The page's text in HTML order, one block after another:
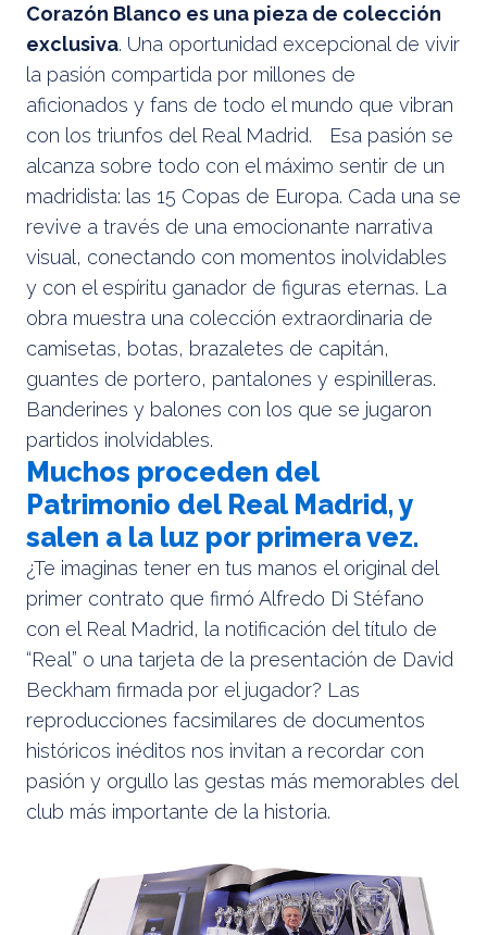
Corazón Blanco es una pieza de colección
exclusiva. Una oportunidad excepcional de vivir
la pasión compartida por millones de
aficionados y fans de todo el mundo que vibran
con los triunfos del Real Madrid. Esa pasión se
alcanza sobre todo con el máximo sentir de un
madridista: las 15 Copas de Europa. Cada una se
revive a través de una emocionante narrativa
visual, conectando con momentos inolvidables
y con el espíritu ganador de figuras eternas. La
obra muestra una colección extraordinaria de
camisetas, botas, brazaletes de capitán,
guantes de portero, pantalones y espinilleras.
Banderines y balones con los que se jugaron
partidos inolvidables.
Muchos proceden del
Patrimonio del Real Madrid, y
salen a la luz por primera vez.
¿Te imaginas tener en tus manos el original del
primer contrato que firmó Alfredo Di Stéfano
con el Real Madrid, la notificación del título de
“Real” o una tarjeta de la presentación de David
Beckham firmada por el jugador? Las
reproducciones facsimilares de documentos
históricos inéditos nos invitan a recordar con
pasión y orgullo las gestas más memorables del
club más importante de la historia.